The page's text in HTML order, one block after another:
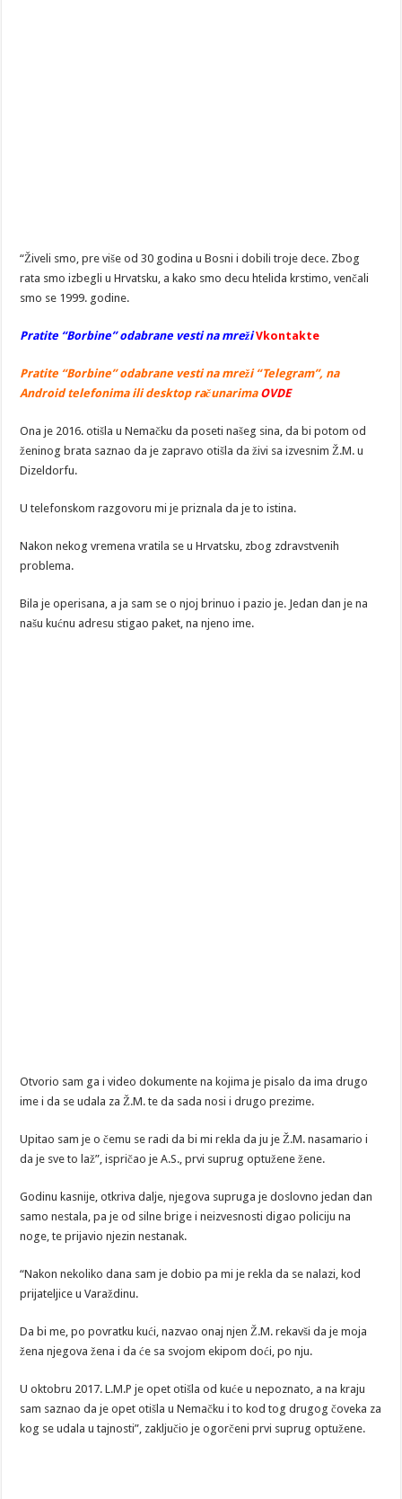
“Živeli smo, pre više od 30 godina u Bosni i dobili troje dece. Zbog
rata smo izbegli u Hrvatsku, a kako smo decu htelida krstimo, venčali
smo se 1999. godine.
Pratite “Borbine” odabrane vesti na mreži Vkontakte
Pratite “Borbine” odabrane vesti na mreži “Telegram”, na
Android telefonima ili desktop računarima OVDE
Ona je 2016. otišla u Nemačku da poseti našeg sina, da bi potom od
ženinog brata saznao da je zapravo otišla da živi sa izvesnim Ž.M. u
Dizeldorfu.
U telefonskom razgovoru mi je priznala da je to istina.
Nakon nekog vremena vratila se u Hrvatsku, zbog zdravstvenih
problema.
Bila je operisana, a ja sam se o njoj brinuo i pazio je. Jedan dan je na
našu kućnu adresu stigao paket, na njeno ime.
Otvorio sam ga i video dokumente na kojima je pisalo da ima drugo
ime i da se udala za Ž.M. te da sada nosi i drugo prezime.
Upitao sam je o čemu se radi da bi mi rekla da ju je Ž.M. nasamario i
da je sve to laž”, ispričao je A.S., prvi suprug optužene žene.
Godinu kasnije, otkriva dalje, njegova supruga je doslovno jedan dan
samo nestala, pa je od silne brige i neizvesnosti digao policiju na
noge, te prijavio njezin nestanak.
“Nakon nekoliko dana sam je dobio pa mi je rekla da se nalazi, kod
prijateljice u Varaždinu.
Da bi me, po povratku kući, nazvao onaj njen Ž.M. rekavši da je moja
žena njegova žena i da će sa svojom ekipom doći, po nju.
U oktobru 2017. L.M.P je opet otišla od kuće u nepoznato, a na kraju
sam saznao da je opet otišla u Nemačku i to kod tog drugog čoveka za
kog se udala u tajnosti”, zaključio je ogorčeni prvi suprug optužene.